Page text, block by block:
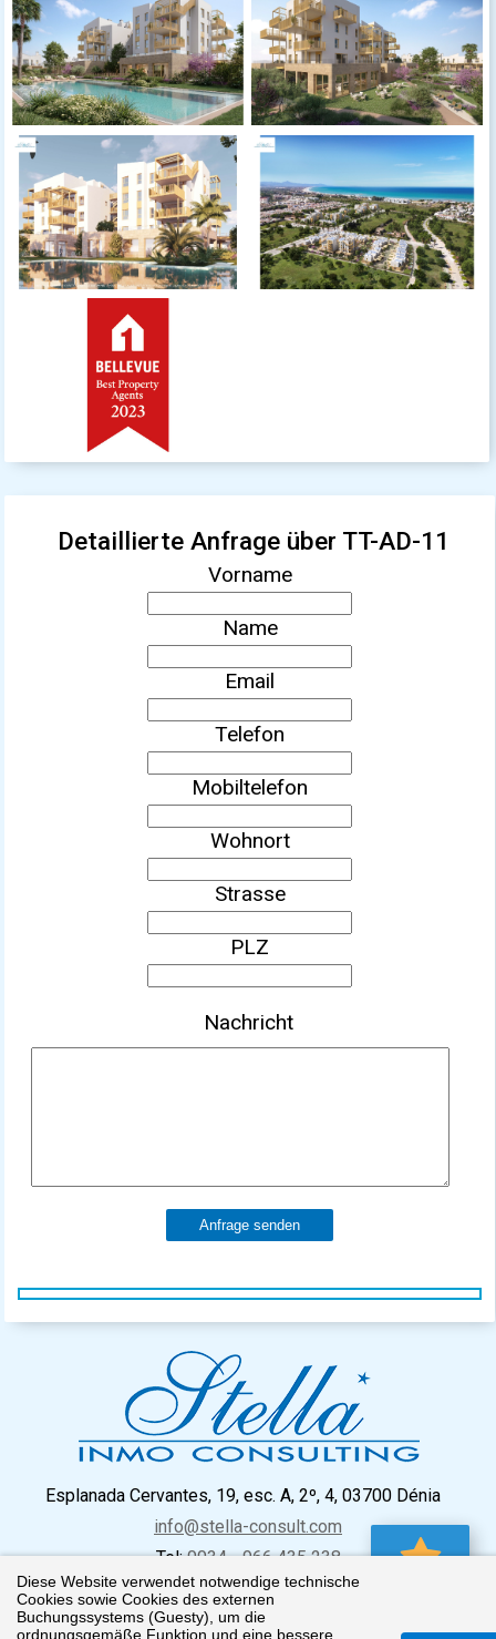
Detaillierte Anfrage über TT-AD-11
Vorname
Name
Email
Telefon
Mobiltelefon
Wohnort
Strasse
PLZ
Nachricht
Anfrage senden
Esplanada Cervantes, 19, esc. A, 2º, 4, 03700 Dénia
info@stella-consult.com
Tel:0034 - 966 435 238
Diese Website verwendet notwendige technische
Cookies sowie Cookies des externen
Buchungssystems (Guesty), um die
ordnungsgemäße Funktion und eine bessere